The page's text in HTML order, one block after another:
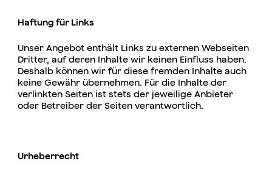
Haftung für Links
Unser Angebot enthält Links zu externen Webseiten
Dritter, auf deren Inhalte wir keinen Einfluss haben.
Deshalb können wir für diese fremden Inhalte auch
keine Gewähr übernehmen. Für die Inhalte der
verlinkten Seiten ist stets der jeweilige Anbieter
oder Betreiber der Seiten verantwortlich.
Urheberrecht